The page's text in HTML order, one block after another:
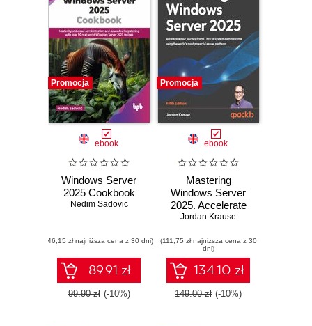
Promocja
ebook
Windows Server
2025 Cookbook
Nedim Sadovic
(46,15 zł najniższa cena z 30 dni)
89.91 zł
99.90 zł (-10%)
Promocja
ebook
Mastering
Windows Server
2025. Accelerate
your journey from
Administrator using
the world's most
powerful server
platform - Fifth
Edition
Jordan Krause
(111,75 zł najniższa cena z 30
dni)
134.10 zł
149.00 zł (-10%)